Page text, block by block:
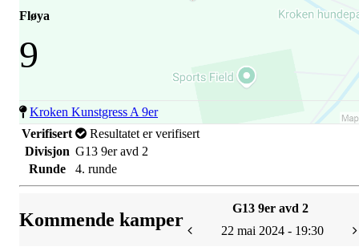
Fløya
9
Kroken Kunstgress A 9er
Verifisert
Resultatet er verifisert
Divisjon G13 9er avd 2
Runde
4. runde
Kommende kamper
G13 9er avd 2
22 mai 2024 - 19:30